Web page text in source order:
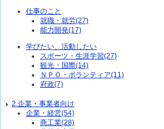
仕事のこと
就職・就労(27)
能力開発(17)
学びたい、活動したい
スポーツ・生涯学習(27)
観光・国際(14)
ＮＰＯ・ボランティア(11)
府政(7)
2.企業・事業者向け
企業・経営(54)
商工業(28)